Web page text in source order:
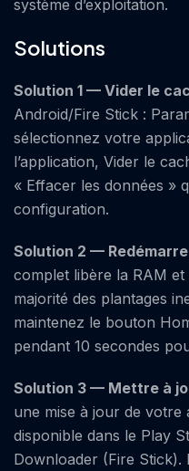
système d’exploitation.
Solutions
Solution 1 — Vider le
Android/Fire Stick :
sélectionnez votre
l’application, Vider le
« Effacer les données »
configuration.
Solution 2 —
complet libère la RAM
majorité des plantages
maintenez le bouton
pendant 10 secondes
Solution 3 — Mettre à
une mise à jour de votre
disponible dans le Play
Downloader (Fire Stick).